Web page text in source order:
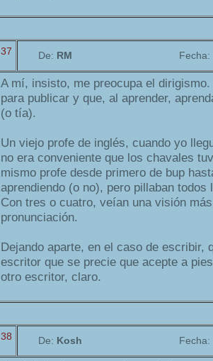
37 De: RM Fecha:
A mí, insisto, me preocupa el
para publicar y que, al aprender,
(o tía).
Un viejo profe de inglés, cuando yo
no era conveniente que los chavales
mismo profe desde primero de bup
aprendiendo (o no), pero pillaban
Con tres o cuatro, veían una visión
pronunciación.
Dejando aparte, en el caso de escribir,
escritor que se precie que acepte a
otro escritor, claro.
38 De: Kosh Fecha: